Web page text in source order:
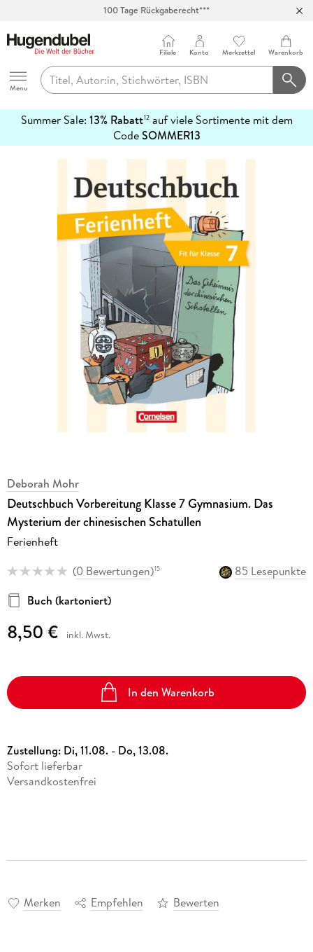
100 Tage Rückgaberecht***
Hugendubel
Menu
Filiale Konto Merkzettel Warenkorb
Summer Sale: 13% Rabatt12auf viele Sortimente mit dem
CodeSOMMER13
erfahren
Deborah Mohr
Deutschbuch Vorbereitung Klasse 7 Gymnasium. Das
Mysterium der chinesischen Schatullen
Ferienheft
(0 Bewertungen)15
85 Lesepunkte
Buch (kartoniert)
8,50 € inkl. Mwst.
In den Warenkorb
Zustellung: Di, 11.08. - Do, 13.08.
Sofort lieferbar
Versandkostenfrei
Merken Empfehlen Bewerten